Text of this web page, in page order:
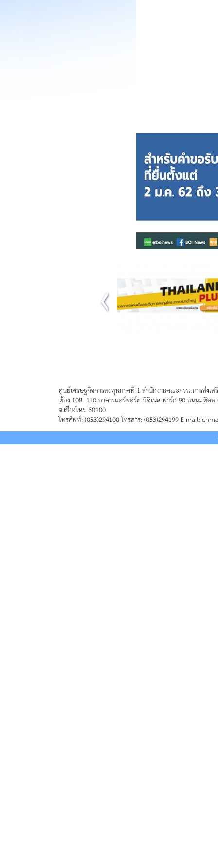
ศูนย์เศรษฐกิจการลงทุนภาคที่ 1 สำนักงานคณะกรรมการส่งเส
ห้อง 108 -110 อาคารแอร์พอร์ต บิซิเนส พาร์ก 90 ถนนมหิดล
จ.เชียงใหม่ 50100
โทรศัพท์: (053)294100 โทรสาร: (053)294199 E-mail: